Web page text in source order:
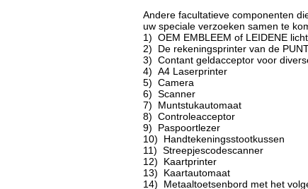
Andere facultatieve componenten
uw speciale verzoeken samen te
1) OEM EMBLEEM of LEIDENE
2) De rekeningsprinter van de
3) Contant geldacceptor voor
4) A4 Laserprinter
5) Camera
6) Scanner
7) Muntstukautomaat
8) Controleacceptor
9) Paspoortlezer
10) Handtekeningsstootkussen
11) Streepjescodescanner
12) Kaartprinter
13) Kaartautomaat
14) Metaaltoetsenbord met het